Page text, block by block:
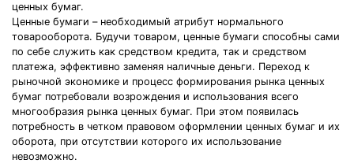
ценных бумаг.
Ценные бумаги – необходимый атрибут нормального
товарооборота. Будучи товаром, ценные бумаги способны сами
по себе служить как средством кредита, так и средством
платежа, эффективно заменяя наличные деньги. Переход к
рыночной экономике и процесс формирования рынка ценных
бумаг потребовали возрождения и использования всего
многообразия рынка ценных бумаг. При этом появилась
потребность в четком правовом оформлении ценных бумаг и их
оборота, при отсутствии которого их использование
невозможно.